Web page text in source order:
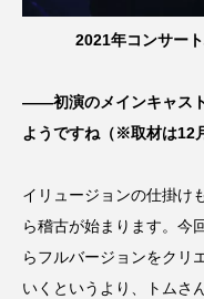
2021年コンサー
――初演のメインキャス
ようですね（※取材は12
イリュージョンの仕掛け
ら稽古が始まります。今
らフルバージョンをクリ
いくというより、トムさ